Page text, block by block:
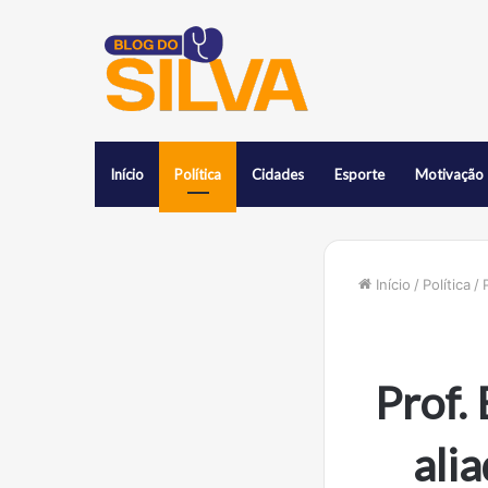
Início Política Cidades Esporte Motivação
Início / Política /
Prof.